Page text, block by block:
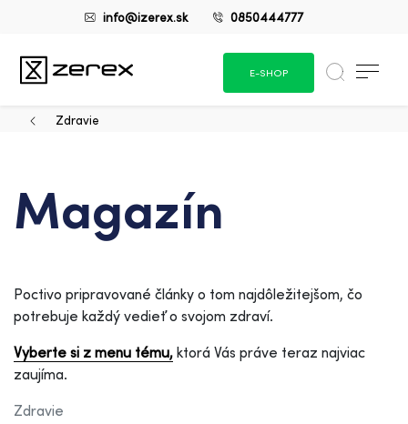
info@izerex.sk 0850444777
E-SHOP
Zdravie
Magazín
Poctivo pripravované články o tom najdôležitejšom, čo
potrebuje každý vedieť o svojom zdraví.
Vyberte si z menu tému, ktorá Vás práve teraz najviac
zaujíma.
Zdravie